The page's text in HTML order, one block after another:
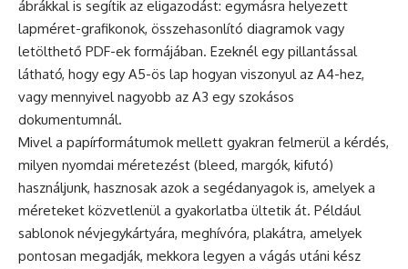
ábrákkal is segítik az eligazodást: egymásra helyezett
lapméret-grafikonok, összehasonlító diagramok vagy
letölthető PDF-ek formájában. Ezeknél egy pillantással
látható, hogy egy A5-ös lap hogyan viszonyul az A4-hez,
vagy mennyivel nagyobb az A3 egy szokásos
dokumentumnál.
Mivel a papírformátumok mellett gyakran felmerül a kérdés,
milyen nyomdai méretezést (bleed, margók, kifutó)
használjunk, hasznosak azok a segédanyagok is, amelyek a
méreteket közvetlenül a gyakorlatba ültetik át. Például
sablonok névjegykártyára, meghívóra, plakátra, amelyek
pontosan megadják, mekkora legyen a vágás utáni kész